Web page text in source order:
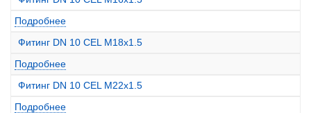
Подробнее
Фитинг DN 10 CEL M18x1.5
Подробнее
Фитинг DN 10 CEL M22x1.5
Подробнее